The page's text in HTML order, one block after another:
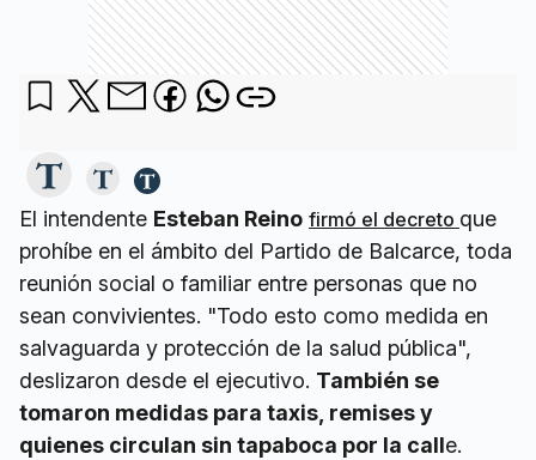
El intendente Esteban Reino firmó el decreto que
prohíbe en el ámbito del Partido de Balcarce, toda
reunión social o familiar entre personas que no
sean convivientes. "Todo esto como medida en
salvaguarda y protección de la salud pública",
deslizaron desde el ejecutivo. También se
tomaron medidas para taxis, remises y
quienes circulan sin tapaboca por la calle.